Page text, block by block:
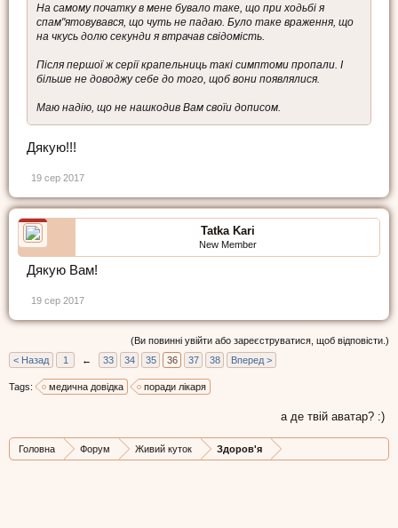
На самому початку в мене бувало таке, що при ходьбі я
спам"ятовувався, що чуть не падаю. Було таке враження, що
на чкусь долю секунди я втрачав свідомість.
Після першої ж серії крапельниць такі симптоми пропали. І
більше не доводжу себе до того, щоб вони появлялися.
Маю надію, що не нашкодив Вам своїи дописом.
Дякую!!!
19 сер 2017
Tatka Kari
New Member
Дякую Вам!
19 сер 2017
(Ви повинні увійти або зареєструватися, щоб відповісти.)
< Назад
1 ← 33 34 35 36 37 38 Вперед >
Tags: медична довідка поради лікаря
а де твій аватар? :)
Головна Форум Живий куток Здоров'я